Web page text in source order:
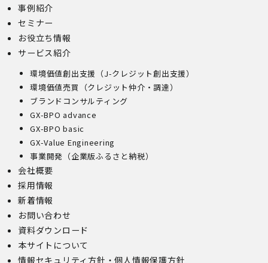
事例紹介
セミナー
お役立ち情報
サービス紹介
環境価値創出支援（J-クレジット創出支援）
環境価値売買（クレジット仲介・調達）
ブランドコンサルティング
GX-BPO advance
GX-BPO basic
GX-Value Engineering
事業開発（企業版ふるさと納税）
会社概要
採用情報
新着情報
お問い合わせ
資料ダウンロード
本サイトについて
情報セキュリティ方針・個人情報保護方針